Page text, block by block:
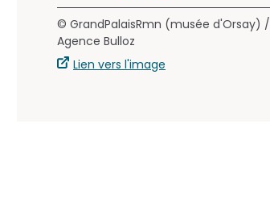
© GrandPalaisRmn (musée d'Orsay) /
Agence Bulloz
Lien vers l'image